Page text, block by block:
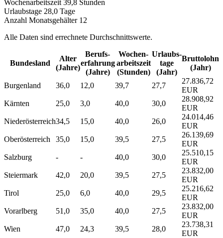
Wochenarbeitszeit 39,8 Stunden
Urlaubstage 28,0 Tage
Anzahl Monatsgehälter 12
Alle Daten sind errechnete Durchschnittswerte.
Bundesland
Alter
(Jahre)
Berufs­
erfahrung
(Jahre)
Wochen­
arbeitszeit
(Stunden)
Urlaubs­
tage
(Jahr)
Bruttolohn
(Jahr)
Burgenland 36,0 12,0 39,7 27,7
27.836,72
EUR
Kärnten
25,0 3,0 40,0 30,0
28.908,92
EUR
Niederösterreich34,5 15,0 40,0 26,0
24.014,46
EUR
Oberösterreich
35,0 15,0 39,5 27,5
26.139,69
EUR
Salzburg
- - 40,0 30,0
25.510,15
EUR
Steiermark
42,0 20,0 39,5 27,5
23.832,00
EUR
Tirol
25,0 6,0 40,0 29,5
25.216,62
EUR
Vorarlberg
51,0 35,0 40,0 27,5
23.832,00
EUR
Wien
47,0 24,3 39,5 28,0
23.738,31
EUR